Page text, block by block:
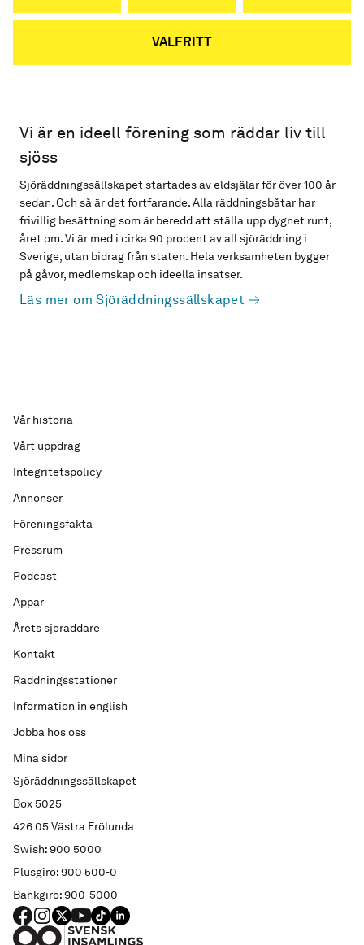
VALFRITT
Vi är en ideell förening som räddar liv till
sjöss
Sjöräddningssällskapet startades av eldsjälar för över 100 år
sedan. Och så är det fortfarande. Alla räddningsbåtar har
frivillig besättning som är beredd att ställa upp dygnet runt,
året om. Vi är med i cirka 90 procent av all sjöräddning i
Sverige, utan bidrag från staten. Hela verksamheten bygger
på gåvor, medlemskap och ideella insatser.
Läs mer om Sjöräddningssällskapet
Sjöräddningssällskapet
Box 5025
426 05 Västra Frölunda
Swish: 900 5000
Plusgiro: 900 500-0
Bankgiro: 900-5000
Vår historia
Vårt uppdrag
Integritetspolicy
Annonser
Föreningsfakta
Pressrum
Podcast
Appar
Årets sjöräddare
Kontakt
Räddningsstationer
Information in english
Jobba hos oss
Mina sidor
FACEBOOK
Instagram
X YouTube
TIKTOKLINKED IN